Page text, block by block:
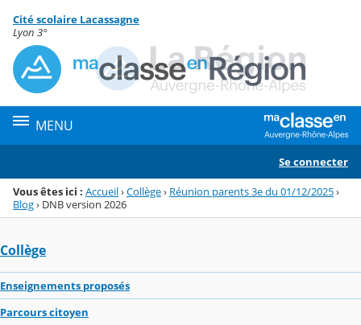
Menu de la rubrique
Contenu
Cité scolaire Lacassagne
Lyon 3°
MENU
Se connecter
Vous êtes ici : Accueil›Collège› Réunion parents 3e du 01/12/2025›
Blog› DNB version 2026
Collège
Enseignements proposés
Parcours citoyen